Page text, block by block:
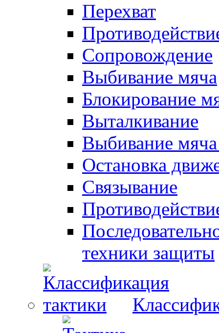
Перехват
Сопровождение
Выбивание мяча
Блокирование
Выталкивание
Выбивание
Остановка
Связывание
техники защиты